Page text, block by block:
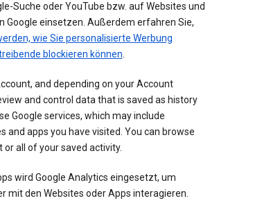
Suche oder YouTube bzw. auf Websites und
Google einsetzen. Außerdem erfahren Sie,
wie Sie personalisierte Werbung
blockieren können.
and depending on your Account
and control data that is saved as history
Google services, which may include
apps you have visited. You can browse
or all of your saved activity.
wird Google Analytics eingesetzt, um
mit den Websites oder Apps interagieren.